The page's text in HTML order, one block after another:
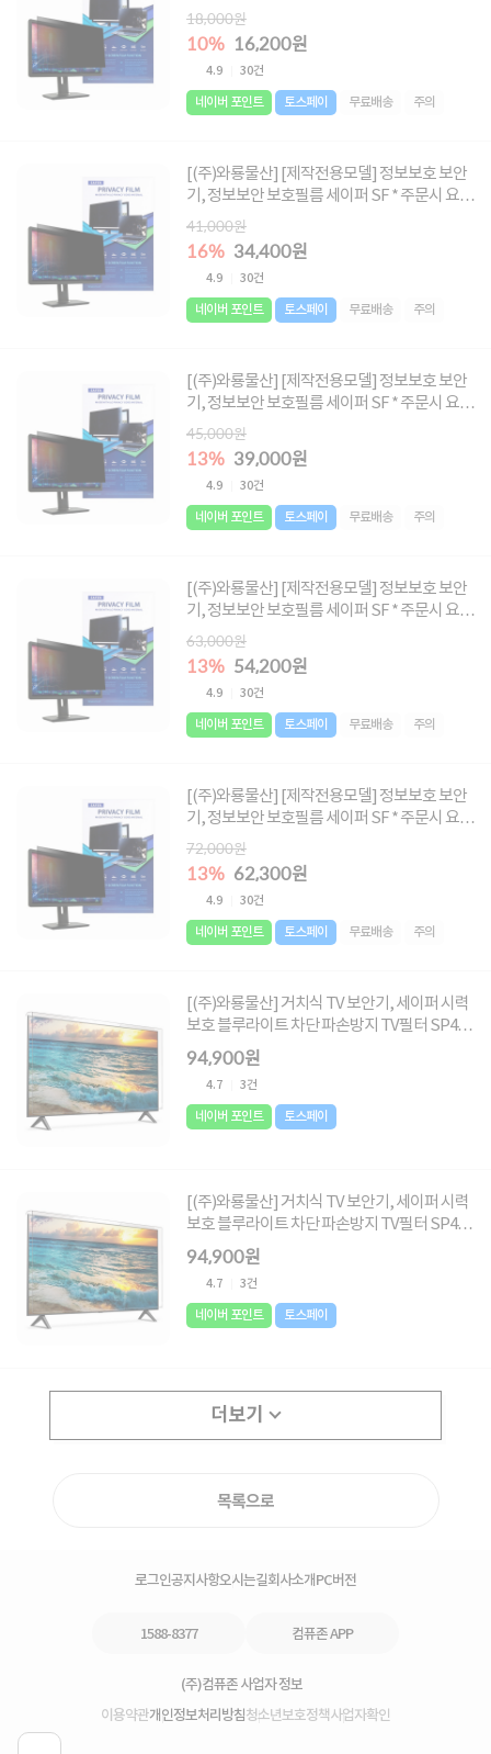
글에 사이즈 메모 必 * [사이즈 : 250X100 ~
345X150]
18,000원
10% 16,200원
4.9 30건
네이버 포인트 토스페이 무료배송 주의
[(주)와룡물산] [제작전용모델] 정보보호 보안
기, 정보보안 보호필름 세이퍼 SF * 주문시 요청
글에 사이즈 메모 必 * [사이즈 : 338X215 ~
480X285]
41,000원
16% 34,400원
4.9 30건
네이버 포인트 토스페이 무료배송 주의
[(주)와룡물산] [제작전용모델] 정보보호 보안
기, 정보보안 보호필름 세이퍼 SF * 주문시 요청
글에 사이즈 메모 必 * [사이즈 : 495X287~
532X300]
45,000원
13% 39,000원
4.9 30건
네이버 포인트 토스페이 무료배송 주의
[(주)와룡물산] [제작전용모델] 정보보호 보안
기, 정보보안 보호필름 세이퍼 SF * 주문시 요청
글에 사이즈 메모 必 * [사이즈 : 552X330 ~
698X395]
63,000원
13% 54,200원
4.9 30건
네이버 포인트 토스페이 무료배송 주의
[(주)와룡물산] [제작전용모델] 정보보호 보안
기, 정보보안 보호필름 세이퍼 SF * 주문시 요청
글에 사이즈 메모 必 * [사이즈 : 670X400 ~
850X700]
72,000원
13% 62,300원
4.9 30건
네이버 포인트 토스페이 무료배송 주의
[(주)와룡물산] 거치식 TV 보안기, 세이퍼 시력
보호 블루라이트 차단 파손방지 TV필터 SP40
[930 x 550mm]
94,900원
4.7 3건
네이버 포인트 토스페이
[(주)와룡물산] 거치식 TV 보안기, 세이퍼 시력
보호 블루라이트 차단 파손방지 TV필터 SP42
[950 x 560mm]
94,900원
4.7 3건
네이버 포인트 토스페이
더보기
목록으로
로그인공지사항오시는길회사소개PC버전
1588-8377 컴퓨존 APP
(주)컴퓨존 사업자 정보
이용약관개인정보처리방침청소년보호정책사업자확인